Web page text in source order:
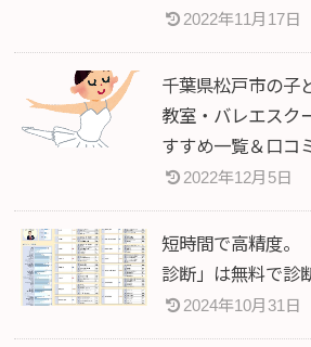
2022年11月17日
千葉県松戸市の
教室・バレエス
すすめ一覧＆口コ
2022年12月5日
短時間で高精度。
診断」は無料で診
2024年10月31日